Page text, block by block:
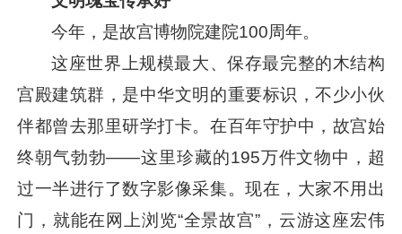
今年，是故宫博物院建院100周年。
这座世界上规模最大、保存最完整的木结构
宫殿建筑群，是中华文明的重要标识，不少小伙
伴都曾去那里研学打卡。在百年守护中，故宫始
终朝气勃勃——这里珍藏的195万件文物中，超
过一半进行了数字影像采集。现在，大家不用出
门，就能在网上浏览“全景故宫”，云游这座宏伟